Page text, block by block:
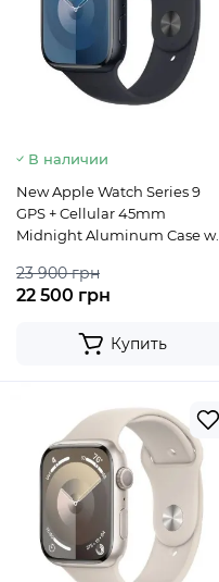
В наличии
New Apple Watch Series 9
GPS + Cellular 45mm
Midnight Aluminum Case w.
23 900 грн
22 500 грн
Купить